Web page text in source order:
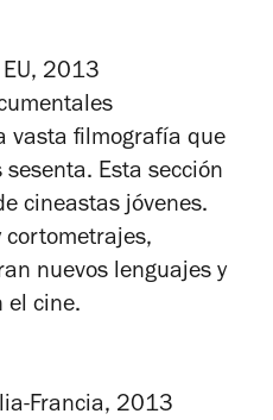
EU, 2013
vasta filmografía que
Esta sección
cineastas jóvenes.
cortometrajes,
nuevos lenguajes y
el cine.
Francia, 2013